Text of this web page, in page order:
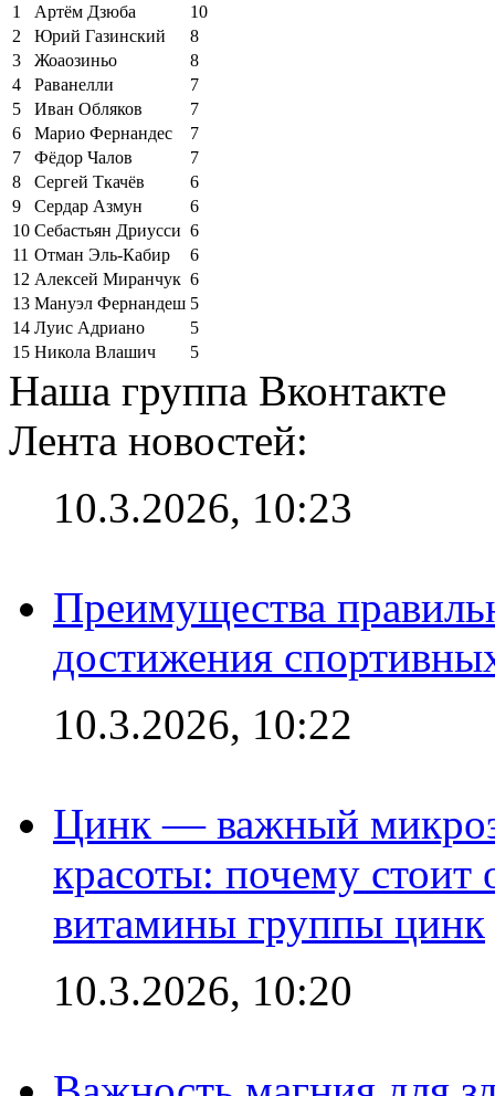
1
Артём Дзюба
10
2
Юрий Газинский
8
3
Жоаозиньо
8
4
Раванелли
7
5
Иван Обляков
7
6
Марио Фернандес
7
7
Фёдор Чалов
7
8
Сергей Ткачёв
6
9
Сердар Азмун
6
10 Себастьян Дриусси 6
11 Отман Эль-Кабир
6
12 Алексей Миранчук 6
13 Мануэл Фернандеш 5
14 Луис Адриано
5
15 Никола Влашич 5
Наша группа Вконтакте
Лента новостей:
10.3.2026, 10:23
Преимущества
достижения
10.3.2026, 10:22
Цинк — важный
красоты: почему стоит
витамины группы цинк
10.3.2026, 10:20